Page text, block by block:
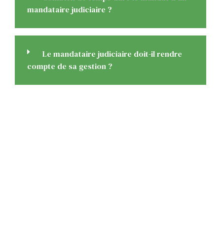
mandataire judiciaire ?
Le mandataire judiciaire doit-il rendre
compte de sa gestion ?